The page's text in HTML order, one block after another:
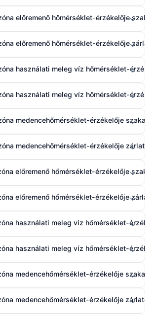
előremenő hőmérséklet-érzékelője
előremenő hőmérséklet-érzékelője
használati meleg víz hőmérséklet-
használati meleg víz hőmérséklet-
medencehőmérséklet-érzékelője szakadt
medencehőmérséklet-érzékelője zárlatos
előremenő hőmérséklet-érzékelője
előremenő hőmérséklet-érzékelője
használati meleg víz hőmérséklet-
használati meleg víz hőmérséklet-
medencehőmérséklet-érzékelője szakadt
medencehőmérséklet-érzékelője zárlatos